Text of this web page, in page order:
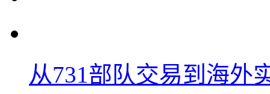
从731部队交易到海外